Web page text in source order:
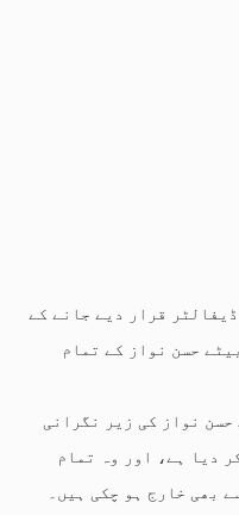
قرار دیے جانے کے
حسن نواز کے تمام
نواز کی زیر نگرانی
دیا ہے، اور وہ تمام
بھی خارج ہو چکی ہیں۔